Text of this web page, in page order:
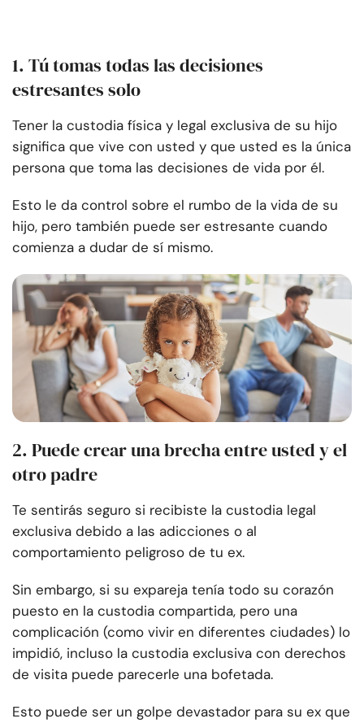
1. Tú tomas todas las decisiones
estresantes solo
Tener la custodia física y legal exclusiva de su hijo
significa que vive con usted y que usted es la única
persona que toma las decisiones de vida por él.
Esto le da control sobre el rumbo de la vida de su
hijo, pero también puede ser estresante cuando
comienza a dudar de sí mismo.
2. Puede crear una brecha entre usted y el
otro padre
Te sentirás seguro si recibiste la custodia legal
exclusiva debido a las adicciones o al
comportamiento peligroso de tu ex.
Sin embargo, si su expareja tenía todo su corazón
puesto en la custodia compartida, pero una
complicación (como vivir en diferentes ciudades) lo
impidió, incluso la custodia exclusiva con derechos
de visita puede parecerle una bofetada.
Esto puede ser un golpe devastador para su ex que